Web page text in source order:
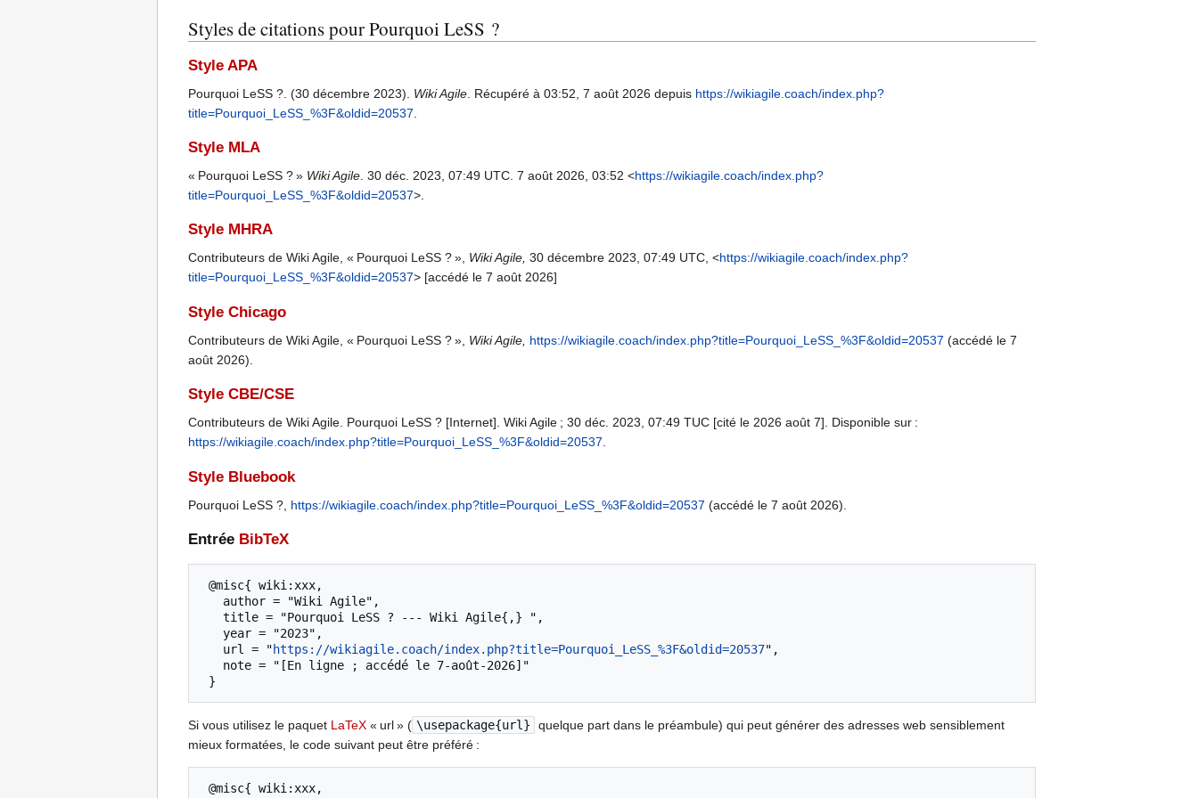
Styles de citations pour Pourquoi LeSS ?
Style APA
Pourquoi LeSS ?. (30 décembre 2023). Wiki Agile . Récupéré à 03:52, 7 août 2026 depuis https://wikiagile.coach/index.php?
title=Pourquoi_LeSS_%3F&oldid=20537
Style MLA
« Pourquoi LeSS ? » Wiki Agile . 30 déc. 2023, 07:49 UTC. 7 août 2026, 03:52 <https://wikiagile.coach/index.php?
title=Pourquoi_LeSS_%3F&oldid=20537>.
Style MHRA
Contributeurs de Wiki Agile, « Pourquoi LeSS ? », Wiki Agile, 30 décembre 2023, 07:49 UTC, <https://wikiagile.coach/index.php?
title=Pourquoi_LeSS_%3F&oldid=20537> [accédé le 7 août 2026]
Style Chicago
Contributeurs de Wiki Agile, « Pourquoi LeSS ? », Wiki Agile, https://wikiagile.coach/index.php?title=Pourquoi_LeSS_%3F&oldid=20537 (accédé le 7
août 2026).
Style CBE/CSE
Contributeurs de Wiki Agile. Pourquoi LeSS ? [Internet]. Wiki Agile ; 30 déc. 2023, 07:49 TUC [cité le 2026 août 7]. Disponible sur :
https://wikiagile.coach/index.php?title=Pourquoi_LeSS_%3F&oldid=20537
Style Bluebook
Pourquoi LeSS ?, https://wikiagile.coach/index.php?title=Pourquoi_LeSS_%3F&oldid=20537 (accédé le 7 août 2026).
Entrée BibTeX
   url = "
https://wikiagile.coach/index.php?title=Pourquoi_LeSS_%3F&oldid=20537",
Si vous utilisez le paquet LaTeX « url » ( \usepackage{url}
quelque part dans le préambule) qui peut générer des adresses web sensiblement
mieux formatées, le code suivant peut être préféré :